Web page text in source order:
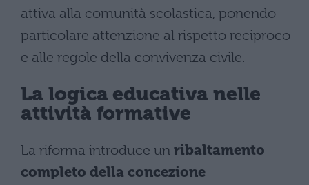
attiva alla comunità scolastica, ponendo
particolare attenzione al rispetto reciproco
e alle regole della convivenza civile.
La logica educativa nelle
attività formative
La riforma introduce un ribaltamento
completo della concezione